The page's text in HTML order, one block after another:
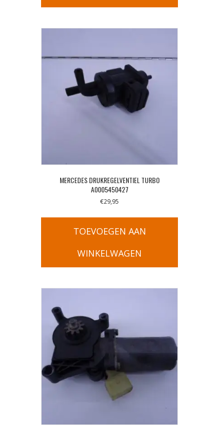
MERCEDES DRUKREGELVENTIEL TURBO
A0005450427
€29,95
TOEVOEGEN AAN
WINKELWAGEN